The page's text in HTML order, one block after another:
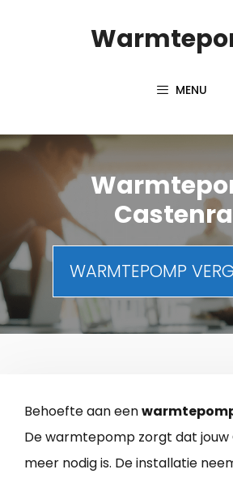
MENU
WARMTEPOMP
Behoefte aan een
De warmtepomp zorgt dat
meer nodig is. De installatie